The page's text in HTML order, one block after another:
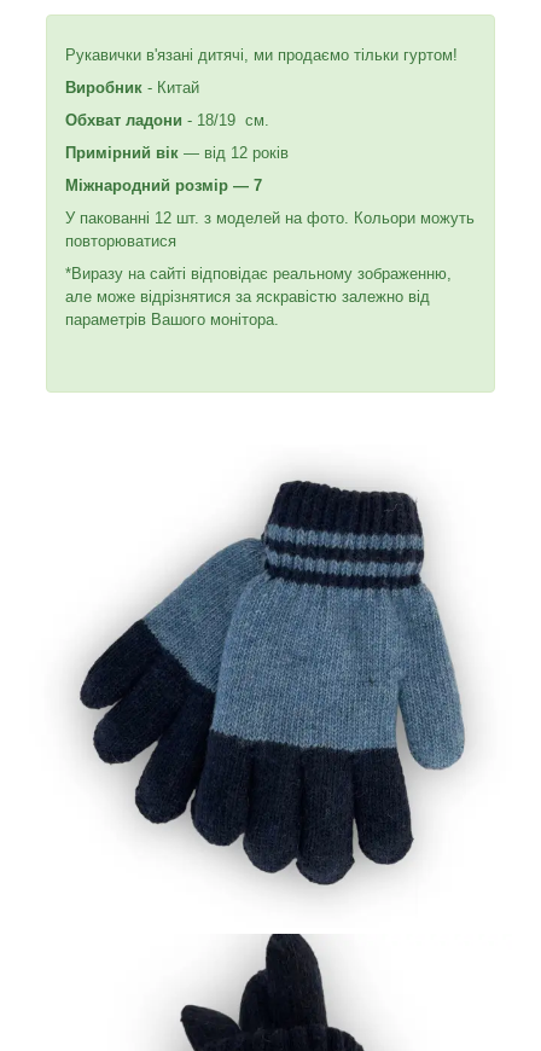
Рукавички в'язані дитячі, ми продаємо тільки гуртом!
Виробник - Китай
Обхват ладони - 18/19 см.
Примірний вік — від 12 років
Міжнародний розмір — 7
У пакованні 12 шт. з моделей на фото. Кольори можуть
повторюватися
*Виразу на сайті відповідає реальному зображенню,
але може відрізнятися за яскравістю залежно від
параметрів Вашого монітора.